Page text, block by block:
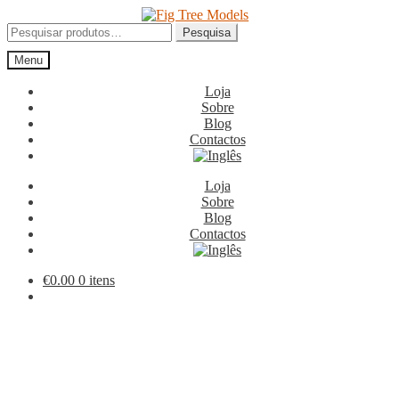
para
a
navegação
para
o
conteúdo
Pesquisar
por:
Pesquisa
Menu
Loja
Sobre
Blog
Contactos
Loja
Sobre
Blog
Contactos
€0.00 0 itens